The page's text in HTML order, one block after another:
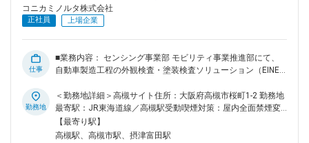
いける環境です。 ■働き方： 週2日を出社日とし、その他の日
は業務内容に応じて柔軟に運用中 ※OJT期間は出社日が増える
kigyojin.konicaminolta.com/ 変更の範囲：会社の定める業務
コニカミノルタ株式会社
正社員 上場企業
仕事
■業務内容： センシング事業部 モビリティ事業推進部にて、
自動車製造工程の外観検査・塗装検査ソリューション（EINES
ション／クラウドサービスの企画・設計・開発をご担当いただ
きます。 ■業務詳細： ・顧客（自動車メーカー／Tier1サプラ
イヤー）の生産現場DXに向けたソリューション提案・PoCの
推進 ・装置データの収集から可視化、解析までのクラウドア
勤務地
＜勤務地詳細＞高槻サイト住所：大阪府高槻市桜町1-2 勤務地
最寄駅：JR東海道線／高槻駅受動喫煙対策：屋内全面禁煙変
更の範囲：会社の定める事業所（リモートワーク含む）
【最寄り駅】
高槻駅、高槻市駅、摂津富田駅